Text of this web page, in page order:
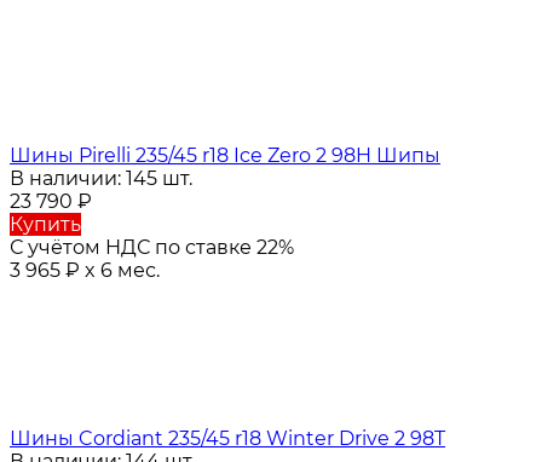
Шины Pirelli 235/45 r18 Ice Zero 2 98H Шипы
В наличии: 145 шт.
23 790 ₽
Купить
С учётом НДС по ставке 22%
3 965 ₽ x 6 мес.
Шины Cordiant 235/45 r18 Winter Drive 2 98T